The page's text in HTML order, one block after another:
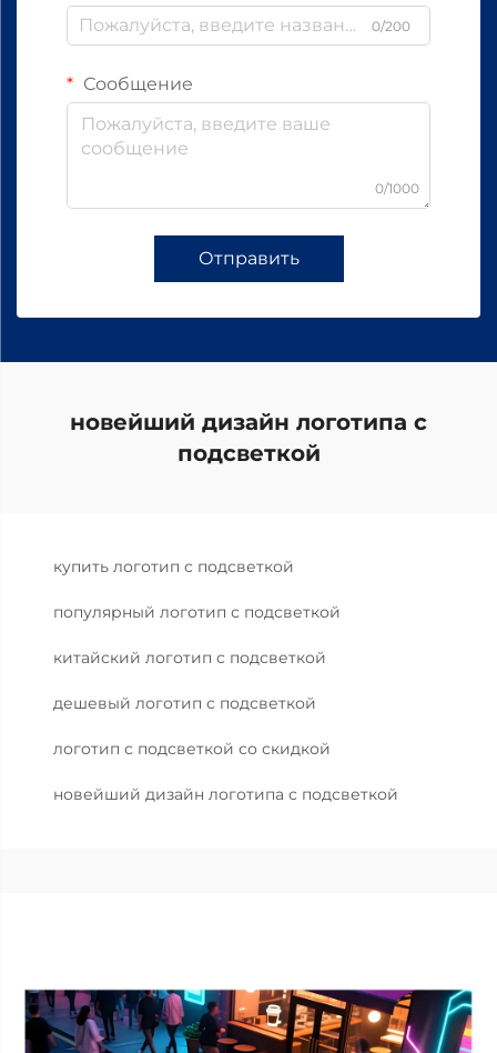
0/200
Сообщение
0/1000
Отправить
новейший дизайн логотипа с
подсветкой
купить логотип с подсветкой
популярный логотип с подсветкой
китайский логотип с подсветкой
дешевый логотип с подсветкой
логотип с подсветкой со скидкой
новейший дизайн логотипа с подсветкой